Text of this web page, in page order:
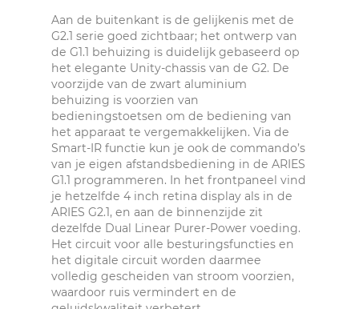
Aan de buitenkant is de gelijkenis met de
G2.1 serie goed zichtbaar; het ontwerp van
de G1.1 behuizing is duidelijk gebaseerd op
het elegante Unity-chassis van de G2. De
voorzijde van de zwart aluminium
behuizing is voorzien van
bedieningstoetsen om de bediening van
het apparaat te vergemakkelijken. Via de
Smart-IR functie kun je ook de commando’s
van je eigen afstandsbediening in de ARIES
G1.1 programmeren. In het frontpaneel vind
je hetzelfde 4 inch retina display als in de
ARIES G2.1, en aan de binnenzijde zit
dezelfde Dual Linear Purer-Power voeding.
Het circuit voor alle besturingsfuncties en
het digitale circuit worden daarmee
volledig gescheiden van stroom voorzien,
waardoor ruis vermindert en de